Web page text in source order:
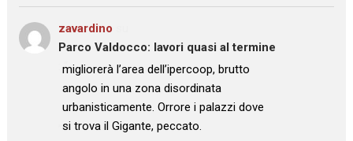
zavardino
Parco Valdocco: lavori quasi al termine
: “
migliorerà l’area dell’ipercoop, brutto
angolo in una zona disordinata
urbanisticamente. Orrore i palazzi dove
si trova il Gigante, peccato.
”